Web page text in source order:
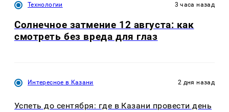
Технологии 3 часа назад
Солнечное затмение 12 августа: как
смотреть без вреда для глаз
Интересное в Казани 2 дня назад
Успеть до сентября: где в Казани провести день